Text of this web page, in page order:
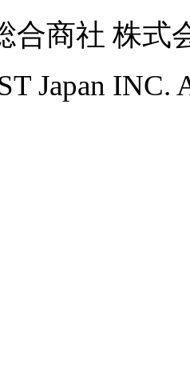
合商社 株式
Japan INC.